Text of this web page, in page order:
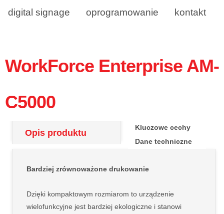
digital signage
oprogramowanie kontakt
WorkForce Enterprise AM-
C5000
Opis produktu
Kluczowe cechy
Dane techniczne
Bardziej zrównoważone drukowanie
Dzięki kompaktowym rozmiarom to urządzenie
wielofunkcyjne jest bardziej ekologiczne i stanowi